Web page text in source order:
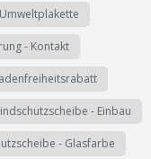
Umweltplakette
- Kontakt
- Einbau
- Glasfarbe